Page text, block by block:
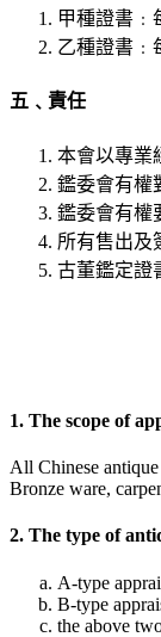
甲種證書﹕
乙種證書﹕
五﹑責任
本會以專業
鑑委會有權
鑑委會有權
所有售出及
古董鑑定證
1. The scope of
All Chinese
Bronze ware,
2. The type of
A-type
B-type
the above